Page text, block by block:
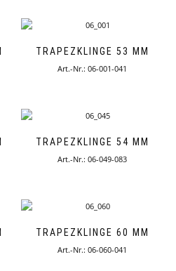
TRAPEZKLINGE 53 MM
Art.-Nr.: 06-001-041
TRAPEZKLINGE 54 MM
Art.-Nr.: 06-049-083
TRAPEZKLINGE 60 MM
Art.-Nr.: 06-060-041